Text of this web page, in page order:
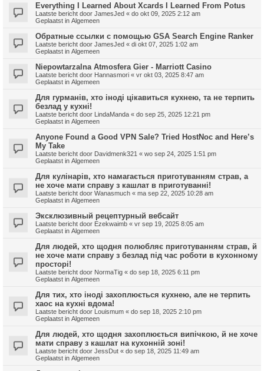
Everything I Learned About Xcards I Learned From Potus
Laatste bericht door JamesJed « do okt 09, 2025 2:12 am
Geplaatst in Algemeen
Обратные ссылки с помощью GSA Search Engine Ranker
Laatste bericht door JamesJed « di okt 07, 2025 1:02 am
Geplaatst in Algemeen
Niepowtarzalna Atmosfera Gier - Marriott Casino
Laatste bericht door Hannasmori « vr okt 03, 2025 8:47 am
Geplaatst in Algemeen
Для гурманів, хто іноді цікавиться кухнею, та не терпить
безлад у кухні!
Laatste bericht door LindaManda « do sep 25, 2025 12:21 pm
Geplaatst in Algemeen
Anyone Found a Good VPN Sale? Tried HostNoc and Here’s
My Take
Laatste bericht door Davidmenk321 « wo sep 24, 2025 1:51 pm
Geplaatst in Algemeen
Для кулінарів, хто намагається приготуванням страв, а
не хоче мати справу з кашлат в приготуванні!
Laatste bericht door Wanasmuch « ma sep 22, 2025 10:28 am
Geplaatst in Algemeen
Эксклюзивный рецептурный вебсайт
Laatste bericht door Ezekwaimb « vr sep 19, 2025 8:05 am
Geplaatst in Algemeen
Для людей, хто щодня полюбляє приготуванням страв, й
не хоче мати справу з безлад під час роботи в кухонному
просторі!
Laatste bericht door NormaTig « do sep 18, 2025 6:11 pm
Geplaatst in Algemeen
Для тих, хто іноді захоплюється кухнею, але не терпить
хаос на кухні вдома!
Laatste bericht door Louismum « do sep 18, 2025 2:10 pm
Geplaatst in Algemeen
Для людей, хто щодня захоплюється випічкою, й не хоче
мати справу з кашлат на кухонній зоні!
Laatste bericht door JessDut « do sep 18, 2025 11:49 am
Geplaatst in Algemeen